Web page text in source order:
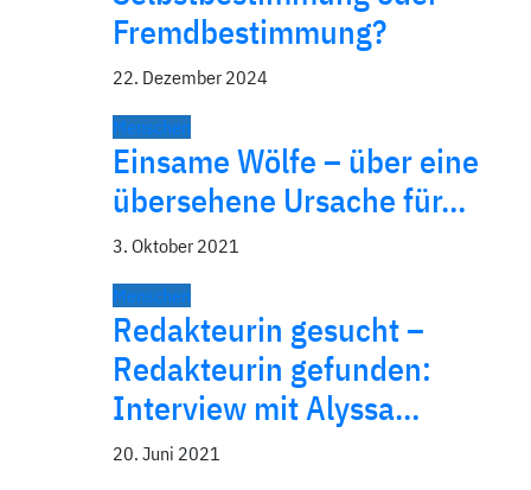
Fremdbestimmung?
22. Dezember 2024
Menschen
Einsame Wölfe – über eine
über­sehene Ursache für…
3. Oktober 2021
Menschen
Redakteurin gesucht –
Redakteurin gefunden:
Interview mit Alyssa…
20. Juni 2021